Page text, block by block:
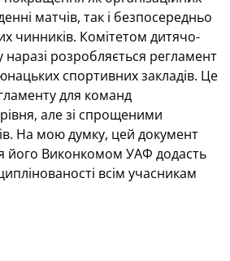
матчів, так і безпосередньо
чинників. Комітетом дитячо-
розробляється регламент
спортивних закладів. Це
для команд
але зі спрощеними
На мою думку, цей документ
його Виконкомом УАФ додасть
всім учасникам